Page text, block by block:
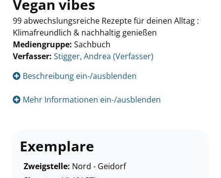
Vegan vibes
99 abwechslungsreiche Rezepte für deinen Alltag :
Klimafreundlich & nachhaltig genießen
Mediengruppe: Sachbuch
Verfasser: Suche nach diesem Verfasser
Stigger, Andrea (Verfasser)
Beschreibung ein-/ausblenden
Mehr Informationen ein-/ausblenden
Exemplare
Zweigstelle: Nord - Geidorf